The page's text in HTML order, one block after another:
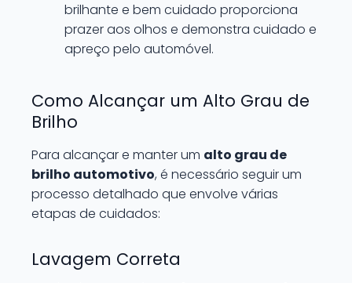
brilhante e bem cuidado proporciona
prazer aos olhos e demonstra cuidado e
apreço pelo automóvel.
Como Alcançar um Alto Grau de
Brilho
Para alcançar e manter um alto grau de
brilho automotivo, é necessário seguir um
processo detalhado que envolve várias
etapas de cuidados:
Lavagem Correta